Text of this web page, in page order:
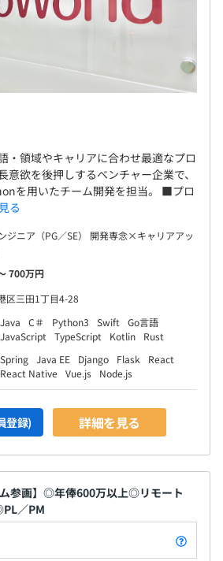
・領域やキャリアに合わせ最適なプロ
意欲を後押しするベンチャー企業で、
を用いたチーム開発を担当。 ■プロ
る
ジニア（PG／SE） 開発専念×キャリアアッ
700万円
区三田1丁目4-28
Java C＃ Python3 Swift
Go言語
JavaScript
TypeScript Kotlin
Rust
Spring Java EE Django Flask
React
React Native Vue.js Node.js
登録) 詳細を見る
ム参画】◎年俸600万以上◎リモート
／PM